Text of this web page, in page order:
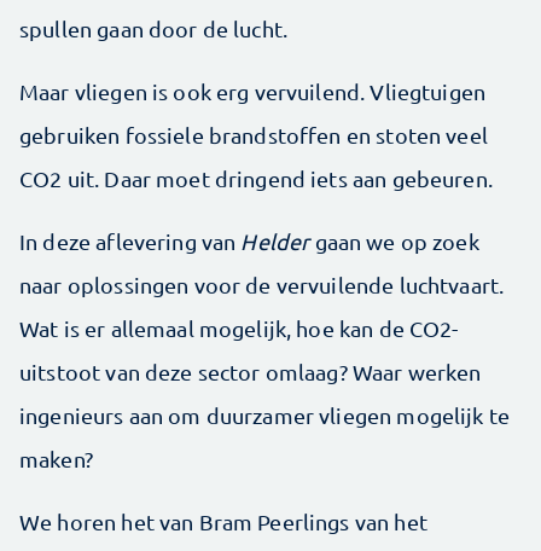
spullen gaan door de lucht.
Maar vliegen is ook erg vervuilend. Vliegtuigen
gebruiken fossiele brandstoffen en stoten veel
CO2 uit. Daar moet dringend iets aan gebeuren.
In deze aflevering van Heldergaan we op zoek
naar oplossingen voor de vervuilende luchtvaart.
Wat is er allemaal mogelijk, hoe kan de CO2-
uitstoot van deze sector omlaag? Waar werken
ingenieurs aan om duurzamer vliegen mogelijk te
maken?
We horen het van Bram Peerlings van het